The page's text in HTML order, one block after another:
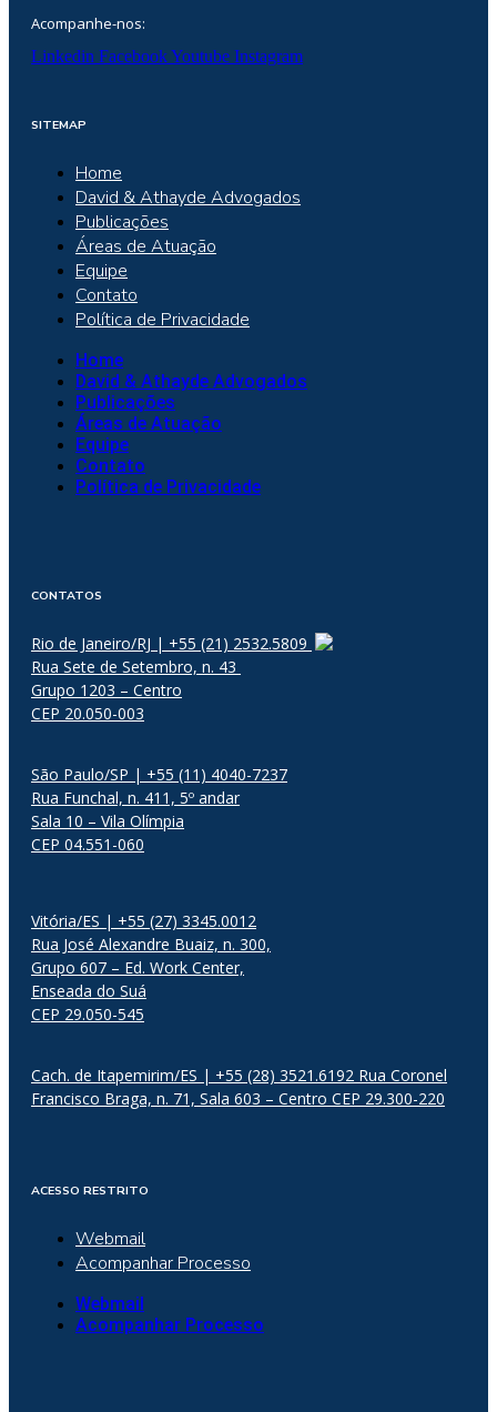
Acompanhe-nos:
Linkedin FacebookYoutube Instagram
SITEMAP
Home
David & Athayde Advogados
Publicações
Áreas de Atuação
Equipe
Contato
Política de Privacidade
Home
David & Athayde Advogados
Publicações
Áreas de Atuação
Equipe
Contato
Política de Privacidade
CONTATOS
Rio de Janeiro/RJ | +55 (21) 2532.5809
Rua Sete de Setembro, n. 43
Grupo 1203 – Centro
CEP 20.050-003
São Paulo/SP | +55 (11) 4040-7237
Rua Funchal, n. 411, 5º andar
Sala 10 – Vila Olímpia
CEP 04.551-060
Vitória/ES | +55 (27) 3345.0012
Rua José Alexandre Buaiz, n. 300,
Grupo 607 – Ed. Work Center,
Enseada do Suá
CEP 29.050-545
Cach. de Itapemirim/ES | +55 (28) 3521.6192 Rua Coronel
Francisco Braga, n. 71, Sala 603 – Centro CEP 29.300-220
ACESSO RESTRITO
Webmail
Acompanhar Processo
Webmail
Acompanhar Processo